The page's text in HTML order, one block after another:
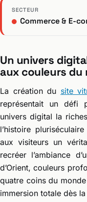
SECTEUR
Commerce & E-
Un univers
aux couleurs du
La création du site
représentait un défi
univers digital la
l’histoire
aux visiteurs un
recréer l’ambiance
d’Orient, couleurs
quatre coins du
immersion totale dès la